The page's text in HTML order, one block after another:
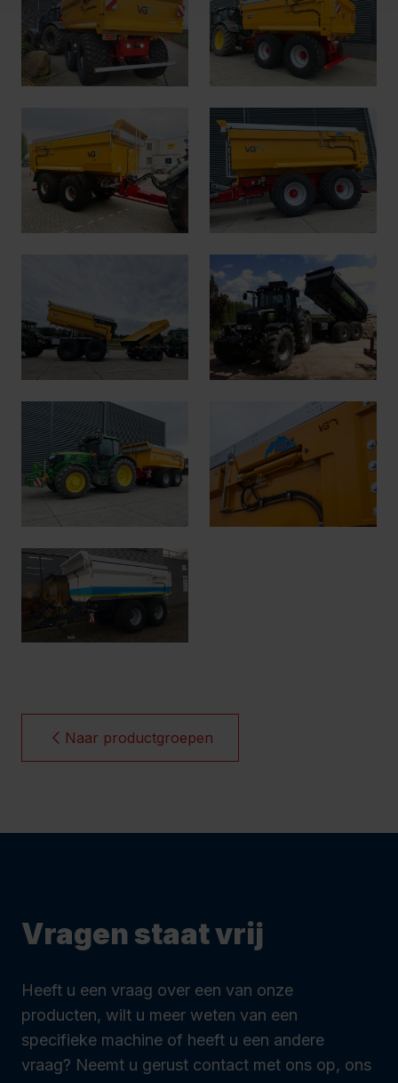
Naar productgroepen
Vragen staat vrij
Heeft u een vraag over een van onze
producten, wilt u meer weten van een
specifieke machine of heeft u een andere
vraag? Neemt u gerust contact met ons op, ons